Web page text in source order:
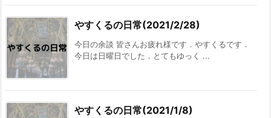
やすくるの日常(2021/2/28)
今日の余談 皆さんお疲れ様です．やすくるです．
今日は日曜日でした．とてもゆっく ...
やすくるの日常(2021/1/8)